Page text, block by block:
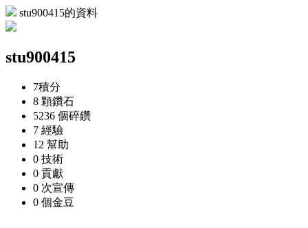
stu900415的資料
stu900415
7積分
8 顆鑽石
5236 個碎鑽
7 經驗
12 幫助
0 技術
0 貢獻
0 次宣傳
0 個金豆